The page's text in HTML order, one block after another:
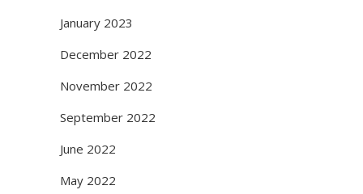
January 2023
December 2022
November 2022
September 2022
June 2022
May 2022